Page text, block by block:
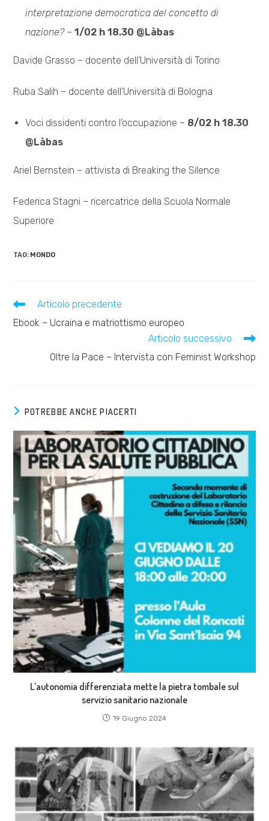
interpretazione democratica del concetto di
nazione?–1/02 h 18.30 @Làbas
Davide Grasso – docente dell’Università di Torino
Ruba Salih – docente dell’Università di Bologna
Voci dissidenti contro l’occupazione – 8/02 h 18.30
@Làbas
Ariel Bernstein – attivista di Breaking the Silence
Federica Stagni – ricercatrice della Scuola Normale
Superiore
TAG: MONDO
Leggi
articoli
Articolo precedente
Ebook – Ucraina e matriottismo europeo
Articolo successivo
Oltre la Pace – Intervista con Feminist Workshop
POTREBBE ANCHE PIACERTI
L’autonomia differenziata mette la pietra tombale sul
servizio sanitario nazionale
19 Giugno 2024